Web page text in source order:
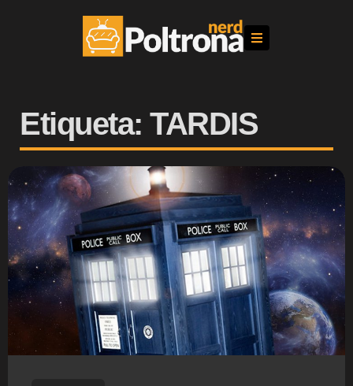
Etiqueta: TARDIS